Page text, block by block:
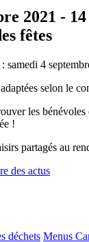
2021 -
fêtes
samedi 4
selon le
les
!
partagés au
des actus
déchets Menus